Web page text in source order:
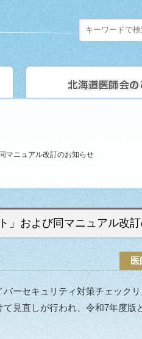
マニュアル改訂のお知らせ
」および同マニュアル改
ーセキュリティ対策チェック
見直しが行われ、令和7年度版